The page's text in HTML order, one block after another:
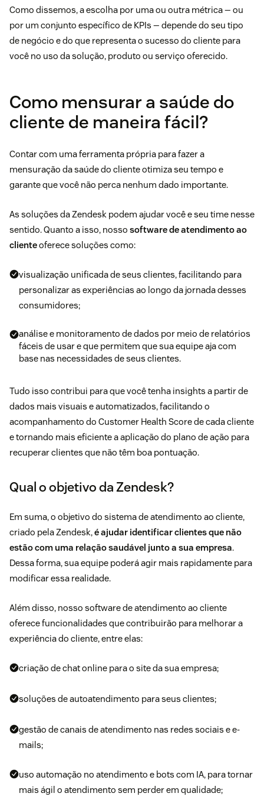
Como dissemos, a escolha por uma ou outra métrica — ou
por um conjunto específico de KPIs — depende do seu tipo
de negócio e do que representa o sucesso do cliente para
você no uso da solução, produto ou serviço oferecido.
Como mensurar a saúde do
cliente de maneira fácil?
Contar com uma ferramenta própria para fazer a
mensuração da saúde do cliente otimiza seu tempo e
garante que você não perca nenhum dado importante.
As soluções da Zendesk podem ajudar você e seu time nesse
sentido. Quanto a isso, nosso software de atendimento ao
clienteoferece soluções como:
visualização unificada de seus clientes, facilitando para
personalizar as experiências ao longo da jornada desses
consumidores;
análise e monitoramento de dados por meio de relatórios
fáceis de usar e que permitem que sua equipe aja com
base nas necessidades de seus clientes.
Tudo isso contribui para que você tenha insights a partir de
dados mais visuais e automatizados, facilitando o
acompanhamento do Customer Health Score de cada cliente
e tornando mais eficiente a aplicação do plano de ação para
recuperar clientes que não têm boa pontuação.
Qual o objetivo da Zendesk?
Em suma, o objetivo do sistema de atendimento ao cliente,
criado pela Zendesk,é ajudar identificar clientes que não
estão com uma relação saudável junto a sua empresa.
Dessa forma, sua equipe poderá agir mais rapidamente para
modificar essa realidade.
Além disso, nosso software de atendimento ao cliente
oferece funcionalidades que contribuirão para melhorar a
experiência do cliente, entre elas:
criação de chat online para o site da sua empresa;
soluções de autoatendimento para seus clientes;
gestão de canais de atendimento nas redes sociais e e-
mails;
uso automação no atendimento e bots com IA, para tornar
mais ágil o atendimento sem perder em qualidade;